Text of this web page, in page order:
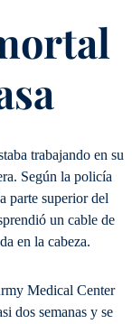
trabajando en su
Según la policía
parte superior del
un cable de
en la cabeza.
Medical Center
dos semanas y se